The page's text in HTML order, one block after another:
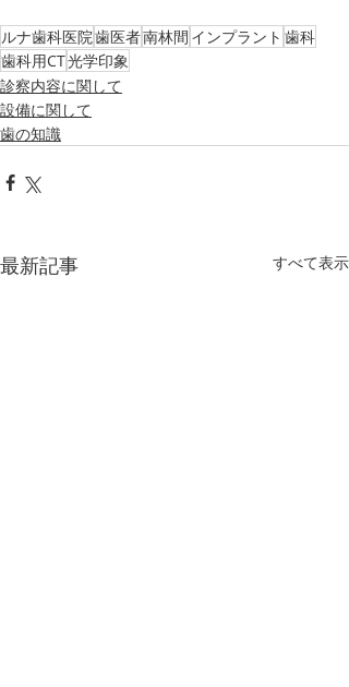
ルナ歯科医院歯医者南林間 インプラント 歯科
歯科用CT光学印象
診察内容に関して
設備に関して
歯の知識
最新記事 すべて表示